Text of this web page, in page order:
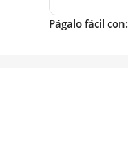
Págalo fácil con: